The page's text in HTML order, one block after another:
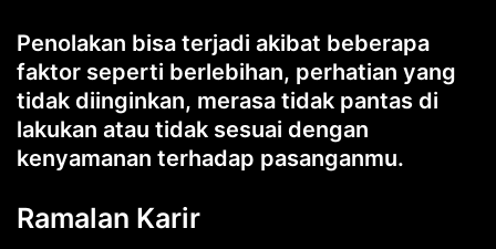
Penolakan bisa terjadi akibat beberapa
faktor seperti berlebihan, perhatian yang
tidak diinginkan, merasa tidak pantas di
lakukan atau tidak sesuai dengan
kenyamanan terhadap pasanganmu.
Ramalan Karir